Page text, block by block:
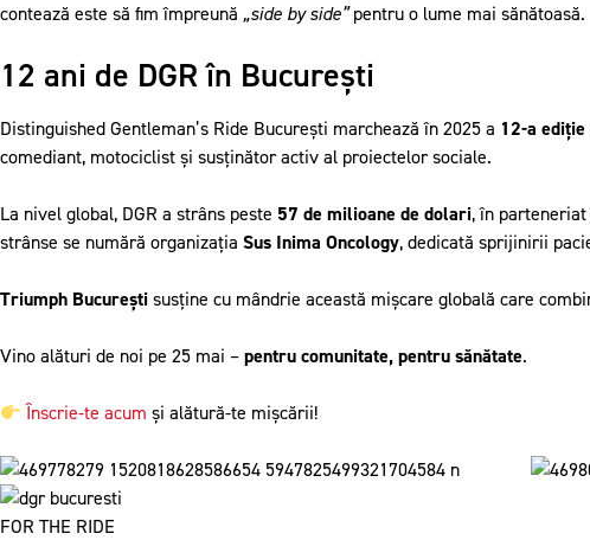
contează este să fim împreună „side by side”pentru o lume mai sănătoasă.
12 ani de DGR în București
Distinguished Gentleman’s Ride București marchează în 2025 a 12-a ediție
comediant, motociclist și susținător activ al proiectelor sociale.
La nivel global, DGR a strâns peste 57 de milioane de dolari, în
strânse se numără organizația Sus Inima Oncology, dedicată sprijinirii
Triumph București susține cu mândrie această mișcare globală care
Vino alături de noi pe 25 mai – pentru comunitate, pentru sănătate.
Înscrie-te acum și alătură-te mișcării!
FOR THE RIDE